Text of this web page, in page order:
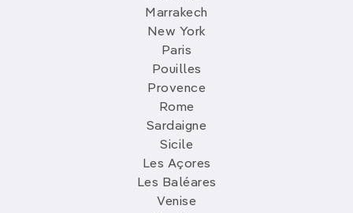
Marrakech
New York
Paris
Pouilles
Provence
Rome
Sardaigne
Sicile
Les Açores
Les Baléares
Venise